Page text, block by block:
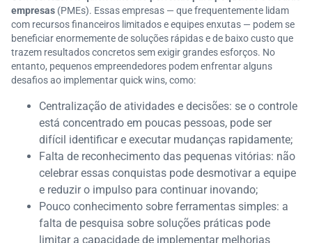
empresas (PMEs). Essas empresas — que frequentemente lidam
com recursos financeiros limitados e equipes enxutas — podem se
beneficiar enormemente de soluções rápidas e de baixo custo que
trazem resultados concretos sem exigir grandes esforços. No
entanto, pequenos empreendedores podem enfrentar alguns
desafios ao implementar quick wins, como:
Centralização de atividades e decisões: se o controle
está concentrado em poucas pessoas, pode ser
difícil identificar e executar mudanças rapidamente;
Falta de reconhecimento das pequenas vitórias: não
celebrar essas conquistas pode desmotivar a equipe
e reduzir o impulso para continuar inovando;
Pouco conhecimento sobre ferramentas simples: a
falta de pesquisa sobre soluções práticas pode
limitar a capacidade de implementar melhorias